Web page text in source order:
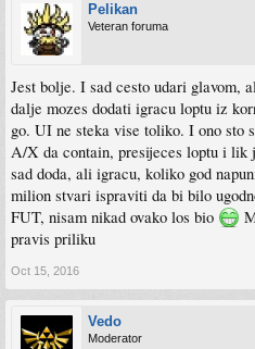
Pelikan
Veteran foruma
Jest bolje. I sad cesto udari glavom,
dalje mozes dodati igracu loptu iz
go. UI ne steka vise toliko. I ono sto
A/X da contain, presijeces loptu i lik
sad doda, ali igracu, koliko god
milion stvari ispraviti da bi bilo
FUT, nisam nikad ovako los bio
pravis priliku
Oct 15, 2016
Vedo
Moderator